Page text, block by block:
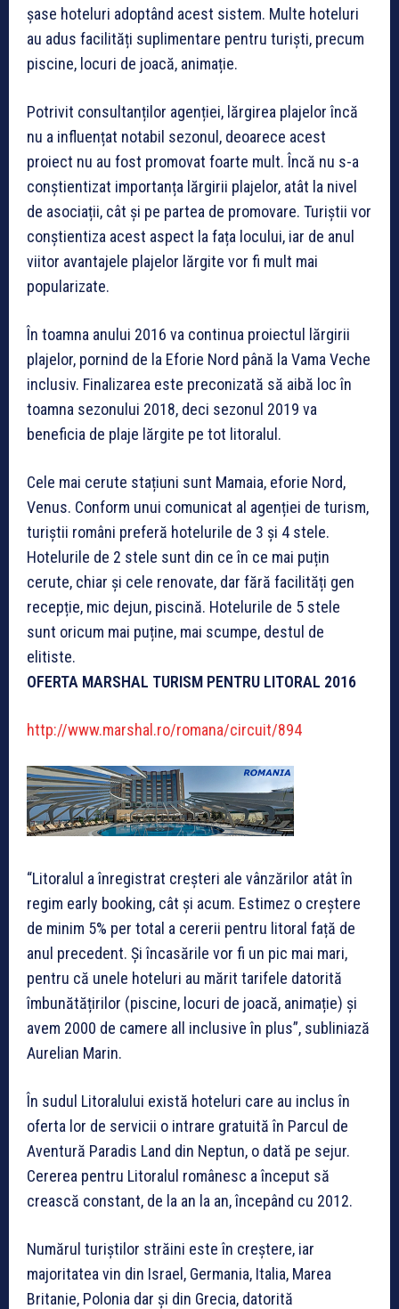
șase hoteluri adoptând acest sistem. Multe hoteluri
au adus facilități suplimentare pentru turiști, precum
piscine, locuri de joacă, animație.
Potrivit consultanților agenției, lărgirea plajelor încă
nu a influențat notabil sezonul, deoarece acest
proiect nu au fost promovat foarte mult. Încă nu s-a
conștientizat importanța lărgirii plajelor, atât la nivel
de asociații, cât și pe partea de promovare. Turiștii vor
conștientiza acest aspect la fața locului, iar de anul
viitor avantajele plajelor lărgite vor fi mult mai
popularizate.
În toamna anului 2016 va continua proiectul lărgirii
plajelor, pornind de la Eforie Nord până la Vama Veche
inclusiv. Finalizarea este preconizată să aibă loc în
toamna sezonului 2018, deci sezonul 2019 va
beneficia de plaje lărgite pe tot litoralul.
Cele mai cerute stațiuni sunt Mamaia, eforie Nord,
Venus. Conform unui comunicat al agenției de turism,
turiștii români preferă hotelurile de 3 și 4 stele.
Hotelurile de 2 stele sunt din ce în ce mai puțin
cerute, chiar și cele renovate, dar fără facilități gen
recepție, mic dejun, piscină. Hotelurile de 5 stele
sunt oricum mai puține, mai scumpe, destul de
elitiste.
OFERTA MARSHAL TURISM PENTRU LITORAL 2016
http://www.marshal.ro/romana/circuit/894
“Litoralul a înregistrat creșteri ale vânzărilor atât în
regim early booking, cât și acum. Estimez o creștere
de minim 5% per total a cererii pentru litoral față de
anul precedent. Și încasările vor fi un pic mai mari,
pentru că unele hoteluri au mărit tarifele datorită
îmbunătățirilor (piscine, locuri de joacă, animație) și
avem 2000 de camere all inclusive în plus”, subliniază
Aurelian Marin.
În sudul Litoralului există hoteluri care au inclus în
oferta lor de servicii o intrare gratuită în Parcul de
Aventură Paradis Land din Neptun, o dată pe sejur.
Cererea pentru Litoralul românesc a început să
crească constant, de la an la an, începând cu 2012.
Numărul turiștilor străini este în creștere, iar
majoritatea vin din Israel, Germania, Italia, Marea
Britanie, Polonia dar și din Grecia, datorită